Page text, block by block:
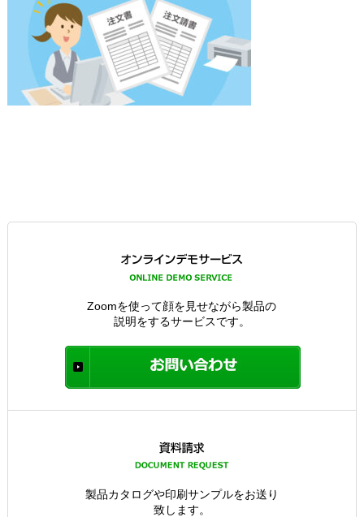
Zoomを使って顔を見せながら製品の
説明をするサービスです。
製品カタログや印刷サンプルをお送り
致します。